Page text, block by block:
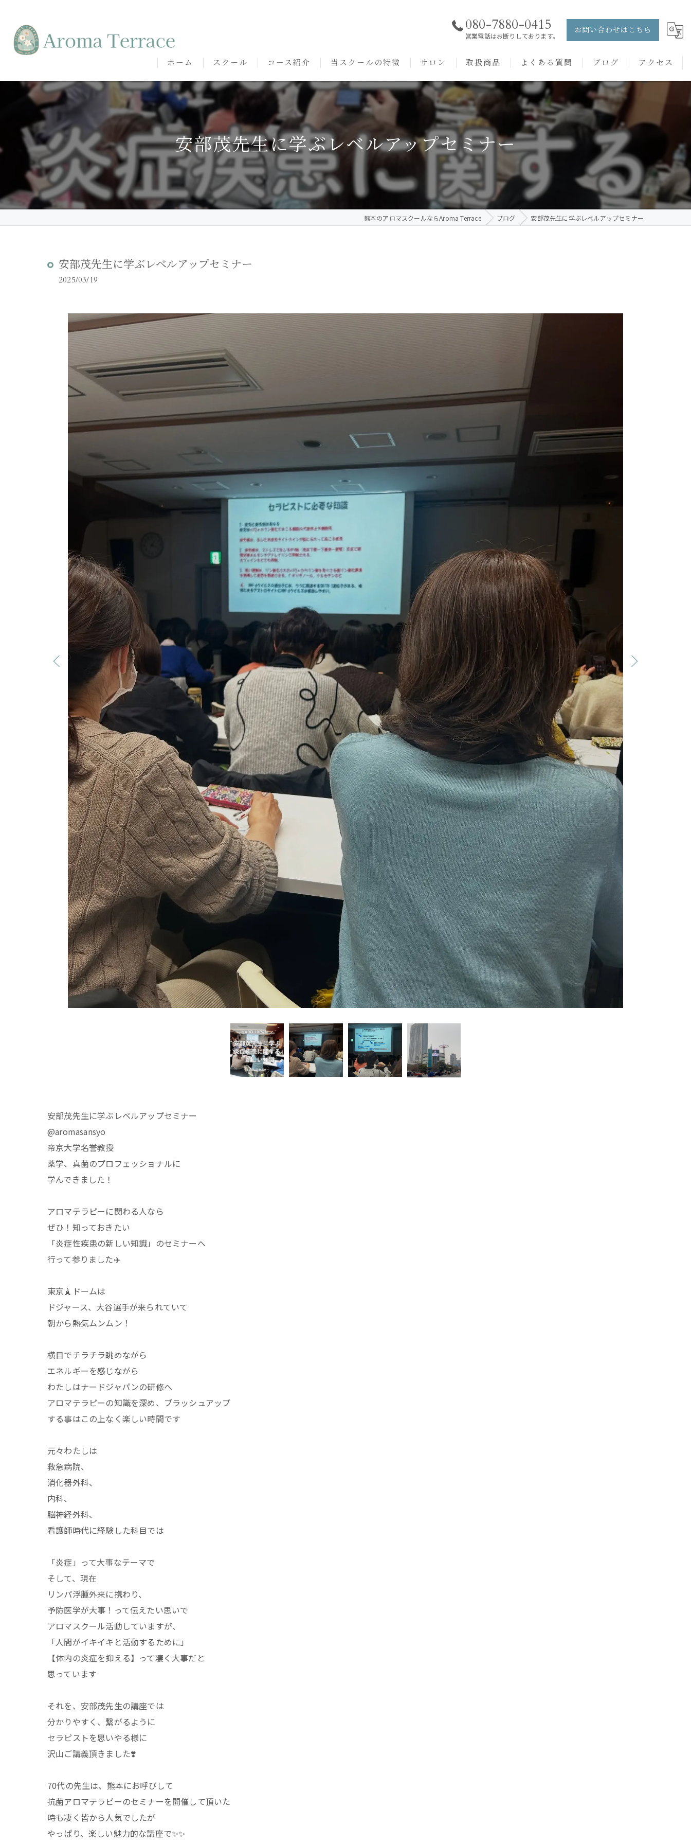
080-7880-0415
営業電話はお断りしております。
お問い合わせはこちら
ホーム スクール
熊本本校の特徴
熊本みゆき校の特徴
代表挨拶
講師紹介
卒講生の声
コース紹介
NARD JAPAN
アロマ・アドバイザーコース
アロマ・インストラクターコース
アロマ・セラピストコース
KACセラピスト
クリニークアロマ リンパドレナージュコース
当スクールの特徴
資格
独立開業支援
セルフメディケーション
ハンドマッサージ
オイル
サロン
サロンメニュー
術後・病後ケアメニュー
施術事例
取扱商品
PRANAROM
健草医学舎
バッチフラワーレメディ
よくある質問 ブログ アクセス
安部茂先生に学ぶレベルアップセミナー
熊本のアロマスクールならAroma Terrace ブログ 安部茂先生に学ぶレベルアップセミナー
安部茂先生に学ぶレベルアップセミナー
2025/03/19
安部茂先生に学ぶレベルアップセミナー
@aromasansyo
帝京大学名誉教授
薬学、真菌のプロフェッショナルに
学んできました！
アロマテラピーに関わる人なら
ぜひ！知っておきたい
「炎症性疾患の新しい知識」のセミナーへ
行って参りました✈️
東京🗼ドームは
ドジャース、大谷選手が来られていて
朝から熱気ムンムン！
横目でチラチラ眺めながら
エネルギーを感じながら
わたしはナードジャパンの研修へ
アロマテラピーの知識を深め、ブラッシュアップ
する事はこの上なく楽しい時間です
元々わたしは
救急病院、
消化器外科、
内科、
脳神経外科、
看護師時代に経験した科目では
「炎症」って大事なテーマで
そして、現在
リンパ浮腫外来に携わり、
予防医学が大事！って伝えたい思いで
アロマスクール活動していますが、
「人間がイキイキと活動するために」
【体内の炎症を抑える】って凄く大事だと
思っています
それを、安部茂先生の講座では
分かりやすく、繋がるように
セラピストを思いやる様に
沢山ご講義頂きました❣️
70代の先生は、熊本にお呼びして
抗菌アロマテラピーのセミナーを開催して頂いた
時も凄く皆から人気でしたが
やっぱり、楽しい魅力的な講座で✨✨